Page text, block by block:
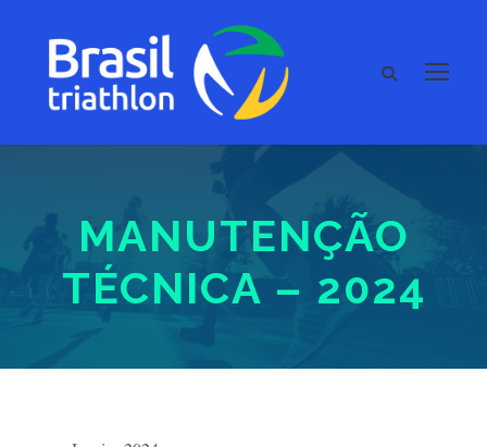
MANUTENÇÃO
TÉCNICA – 2024